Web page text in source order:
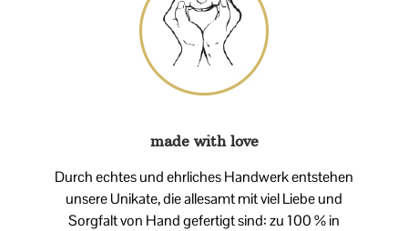
made with love
Durch echtes und ehrliches Handwerk entstehen
unsere Unikate, die allesamt mit viel Liebe und
Sorgfalt von Hand gefertigt sind: zu 100 % in